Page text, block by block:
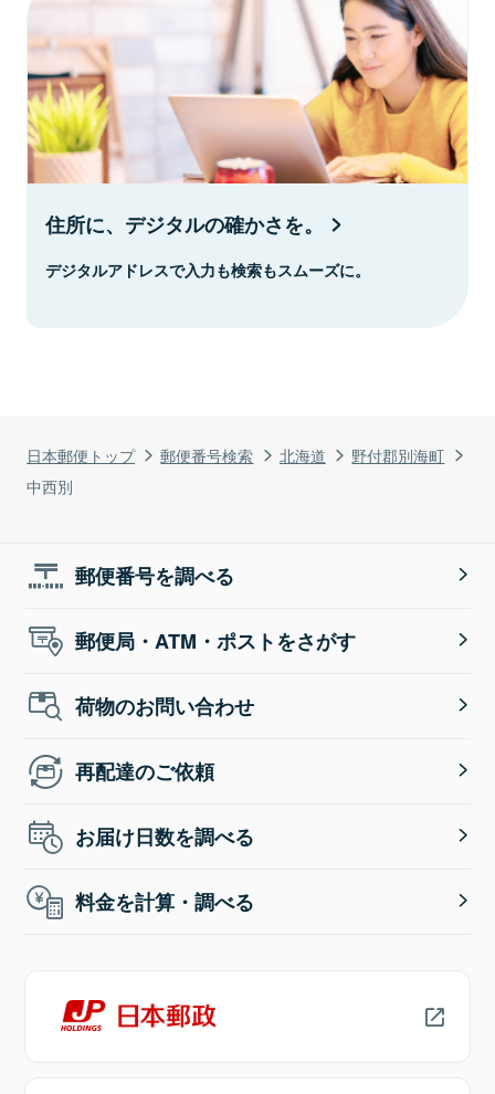
日本郵便トップ 郵便番号検索 北海道
野付郡別海町
中西別
住所に、デジタルの確かさを。
デジタルアドレスで入力も検索もスムーズに。
郵便番号を調べる
郵便局・ATM・ポストをさがす
荷物のお問い合わせ
再配達のご依頼
お届け日数を調べる
料金を計算・調べる